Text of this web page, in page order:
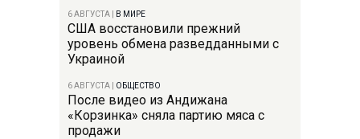
6 АВГУСТА В МИРЕ
США восстановили прежний
уровень обмена разведданными с
Украиной
6 АВГУСТА ОБЩЕСТВО
После видео из Андижана
«Корзинка» сняла партию мяса с
продажи